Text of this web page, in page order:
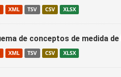
XML TSV CSV XLSX
de conceptos de medida
XML TSV CSV XLSX